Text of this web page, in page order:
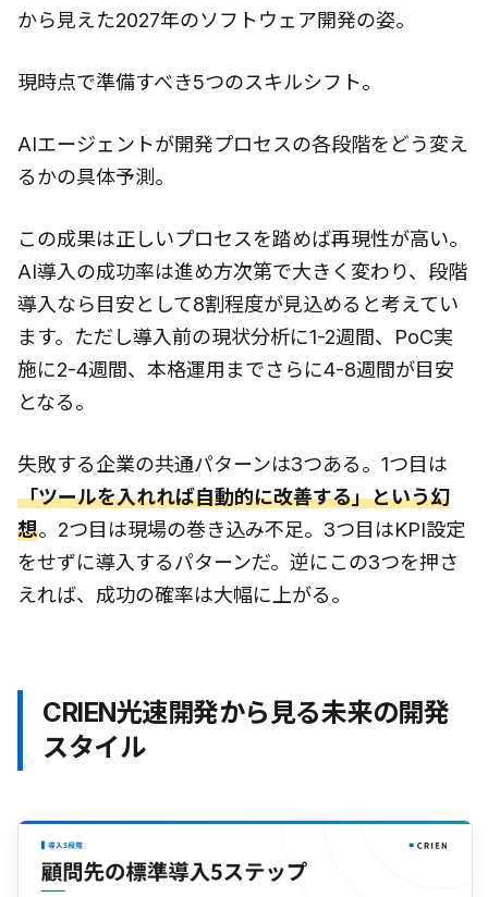
から見えた2027年のソフトウェア開発の姿。
現時点で準備すべき5つのスキルシフト。
AIエージェントが開発プロセスの各段階をどう変え
るかの具体予測。
この成果は正しいプロセスを踏めば再現性が高い。
AI導入の成功率は進め方次第で大きく変わり、段階
導入なら目安として8割程度が見込めると考えてい
ます。ただし導入前の現状分析に1-2週間、PoC実
施に2-4週間、本格運用までさらに4-8週間が目安
となる。
失敗する企業の共通パターンは3つある。1つ目は
「ツールを入れれば自動的に改善する」という幻
想。2つ目は現場の巻き込み不足。3つ目はKPI設定
をせずに導入するパターンだ。逆にこの3つを押さ
えれば、成功の確率は大幅に上がる。
CRIEN光速開発から見る未来の開発
スタイル